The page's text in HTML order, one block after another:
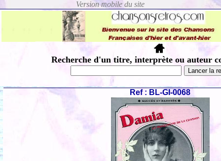
Recherche d'un titre, interprète ou auteur
Ref : BL-GI-0068